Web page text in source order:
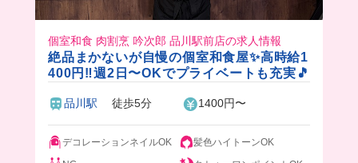
個室和食 肉割烹 吟次郎 品川駅前店の求人情報
絶品まかないが自慢の個室和食屋✨高時給1
400円‼️週2日〜OKでプライベートも充実🎵
品川駅 徒歩5分 1400円〜
デコレーションネイルOK
髪色ハイトーンOK